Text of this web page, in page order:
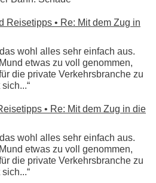
Reisetipps • Re: Mit dem Zug in
wohl alles sehr einfach aus.
etwas zu voll genommen,
die private Verkehrsbranche zu
• Re: Mit dem Zug in die
wohl alles sehr einfach aus.
etwas zu voll genommen,
die private Verkehrsbranche zu